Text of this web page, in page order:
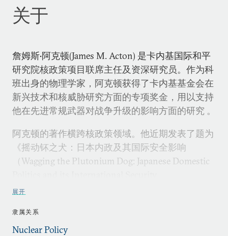
关于
詹姆斯•阿克顿(James M. Acton) 是卡内基国际和平
研究院核政策项目联席主任及资深研究员。作为科
班出身的物理学家，阿克顿获得了卡内基基金会在
新兴技术和核威胁研究方面的专项奖金，用以支持
他在先进常规武器对战争升级的影响方面的研究 。
阿克顿的著作横跨核政策领域。他近期发表了题为
《摇动钚之犬：日本内政及其国际安全影响
（Wagging the Plutonium Dog: Japanese Domestic
Implications）》的报告。同时，他也是两本阿德
核裁军与国际安全（Deterrence During
Disarmament: Deep Nuclear Reductions and
展开
隶属关系
Nuclear Policy